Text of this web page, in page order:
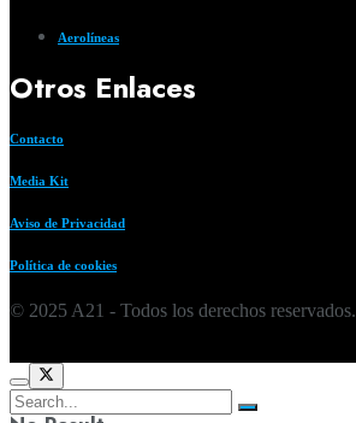
Aerolíneas
Otros Enlaces
Contacto
Media Kit
Aviso de Privacidad
Política de cookies
© 2025 A21 - Todos los derechos reservados.